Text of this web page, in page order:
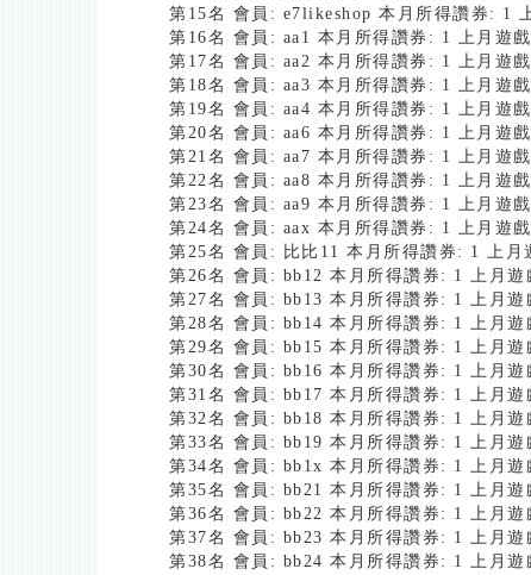
第15名 會員: e7likeshop 本月所得讚券: 1
第16名 會員: aa1 本月所得讚券: 1 上月遊
第17名 會員: aa2 本月所得讚券: 1 上月遊
第18名 會員: aa3 本月所得讚券: 1 上月遊
第19名 會員: aa4 本月所得讚券: 1 上月遊
第20名 會員: aa6 本月所得讚券: 1 上月遊
第21名 會員: aa7 本月所得讚券: 1 上月遊
第22名 會員: aa8 本月所得讚券: 1 上月遊
第23名 會員: aa9 本月所得讚券: 1 上月遊
第24名 會員: aax 本月所得讚券: 1 上月遊
第25名 會員: 比比11 本月所得讚券: 1 上月
第26名 會員: bb12 本月所得讚券: 1 上月
第27名 會員: bb13 本月所得讚券: 1 上月
第28名 會員: bb14 本月所得讚券: 1 上月
第29名 會員: bb15 本月所得讚券: 1 上月
第30名 會員: bb16 本月所得讚券: 1 上月
第31名 會員: bb17 本月所得讚券: 1 上月
第32名 會員: bb18 本月所得讚券: 1 上月
第33名 會員: bb19 本月所得讚券: 1 上月
第34名 會員: bb1x 本月所得讚券: 1 上月
第35名 會員: bb21 本月所得讚券: 1 上月
第36名 會員: bb22 本月所得讚券: 1 上月
第37名 會員: bb23 本月所得讚券: 1 上月
第38名 會員: bb24 本月所得讚券: 1 上月